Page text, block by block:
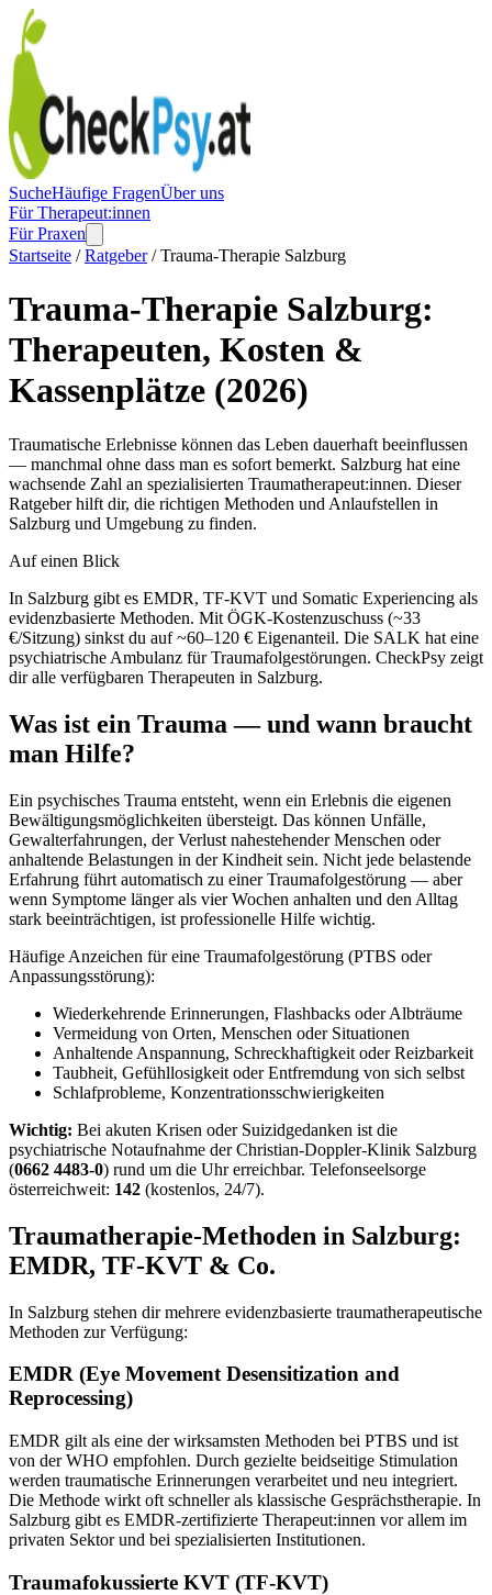
SucheHäufige FragenÜber uns
Für Therapeut:innen
Für Praxen
Startseite / Ratgeber / Trauma-Therapie Salzburg
Trauma-Therapie Salzburg:
Therapeuten, Kosten &
Kassenplätze (2026)
Traumatische Erlebnisse können das Leben dauerhaft beeinflussen
— manchmal ohne dass man es sofort bemerkt. Salzburg hat eine
wachsende Zahl an spezialisierten Traumatherapeut:innen. Dieser
Ratgeber hilft dir, die richtigen Methoden und Anlaufstellen in
Salzburg und Umgebung zu finden.
Auf einen Blick
In Salzburg gibt es EMDR, TF-KVT und Somatic Experiencing als
evidenzbasierte Methoden. Mit ÖGK-Kostenzuschuss (~33
€/Sitzung) sinkst du auf ~60–120 € Eigenanteil. Die SALK hat eine
psychiatrische Ambulanz für Traumafolgestörungen. CheckPsy zeigt
dir alle verfügbaren Therapeuten in Salzburg.
Was ist ein Trauma — und wann braucht
man Hilfe?
Ein psychisches Trauma entsteht, wenn ein Erlebnis die eigenen
Bewältigungsmöglichkeiten übersteigt. Das können Unfälle,
Gewalterfahrungen, der Verlust nahestehender Menschen oder
anhaltende Belastungen in der Kindheit sein. Nicht jede belastende
Erfahrung führt automatisch zu einer Traumafolgestörung — aber
wenn Symptome länger als vier Wochen anhalten und den Alltag
stark beeinträchtigen, ist professionelle Hilfe wichtig.
Häufige Anzeichen für eine Traumafolgestörung (PTBS oder
Anpassungsstörung):
Wiederkehrende Erinnerungen, Flashbacks oder Albträume
Vermeidung von Orten, Menschen oder Situationen
Anhaltende Anspannung, Schreckhaftigkeit oder Reizbarkeit
Taubheit, Gefühllosigkeit oder Entfremdung von sich selbst
Schlafprobleme, Konzentrationsschwierigkeiten
Wichtig: Bei akuten Krisen oder Suizidgedanken ist die
psychiatrische Notaufnahme der Christian-Doppler-Klinik Salzburg
(0662 4483-0) rund um die Uhr erreichbar. Telefonseelsorge
österreichweit: 142 (kostenlos, 24/7).
Traumatherapie-Methoden in Salzburg:
EMDR, TF-KVT & Co.
In Salzburg stehen dir mehrere evidenzbasierte traumatherapeutische
Methoden zur Verfügung:
EMDR (Eye Movement Desensitization and
Reprocessing)
EMDR gilt als eine der wirksamsten Methoden bei PTBS und ist
von der WHO empfohlen. Durch gezielte beidseitige Stimulation
werden traumatische Erinnerungen verarbeitet und neu integriert.
Die Methode wirkt oft schneller als klassische Gesprächstherapie. In
Salzburg gibt es EMDR-zertifizierte Therapeut:innen vor allem im
privaten Sektor und bei spezialisierten Institutionen.
Traumafokussierte KVT (TF-KVT)